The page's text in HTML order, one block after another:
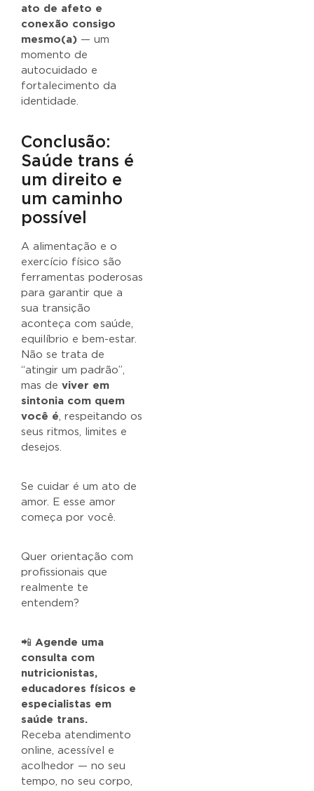
ato de afeto e
conexão consigo
mesmo(a) — um
momento de
autocuidado e
fortalecimento da
identidade.
Conclusão:
Saúde trans é
um direito e
um caminho
possível
A alimentação e o
exercício físico são
ferramentas poderosas
para garantir que a
sua transição
aconteça com saúde,
equilíbrio e bem-estar.
Não se trata de
“atingir um padrão”,
mas de viver em
sintonia com quem
você é, respeitando os
seus ritmos, limites e
desejos.
Se cuidar é um ato de
amor. E esse amor
começa por você.
Quer orientação com
profissionais que
realmente te
entendem?
📲 Agende uma
consulta com
nutricionistas,
educadores físicos e
especialistas em
saúde trans.
Receba atendimento
online, acessível e
acolhedor — no seu
tempo, no seu corpo,